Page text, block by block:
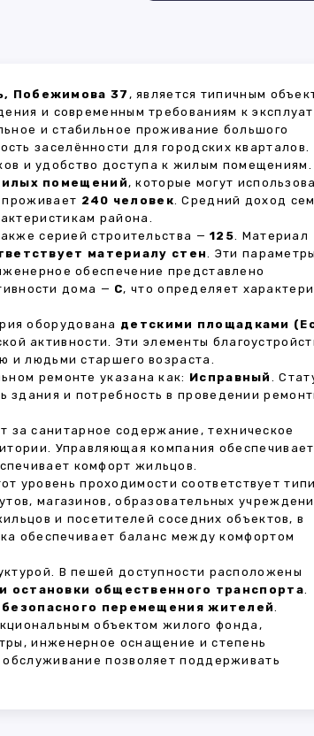
Побежимова 37 , является типичным
и современным требованиям к
и стабильное проживание большого
заселённости для городских кварталов.
и удобство доступа к жилым помещениям.
помещений, которые могут
240 человек. Средний доход
района.
серией строительства —125. Материал
материалу стен. Эти параметры
обеспечение представлено
дома — C, что определяет
оборудована детскими площадками
активности. Эти элементы
и людьми старшего возраста.
ремонте указана как: Исправный .
здания и потребность в проведении
за санитарное содержание, техническое
Управляющая компания обеспечивает
комфорт жильцов.
уровень проходимости соответствует
магазинов, образовательных
и посетителей соседних объектов, в
обеспечивает баланс между комфортом
В пешей доступности расположены
общественного транспорта.
перемещения жителей.
объектом жилого фонда,
инженерное оснащение и степень
позволяет поддерживать